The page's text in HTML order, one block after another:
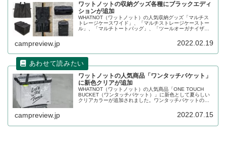
ワットノットの収納グッズ各種にブラックエディ
ションが追加
WHATNOT（ワットノット）の人気収納グッズ「マルチス
トレージケースワイド」、「マルチストレージケーストー
ル」、「マルチトートバッグ」、「ツールオーガナイザ
campreview.jp 2022.02.19
ワットノットの人気商品「ワンタッチバケット」
に新色クリアが追加
WHATNOT（ワットノット）の人気商品「ONE TOUCH
BUCKET（ワンタッチバケット）」に新色として夏らしい
クリアカラーが追加されました。ワンタッチバケットの使
campreview.jp 2022.07.15